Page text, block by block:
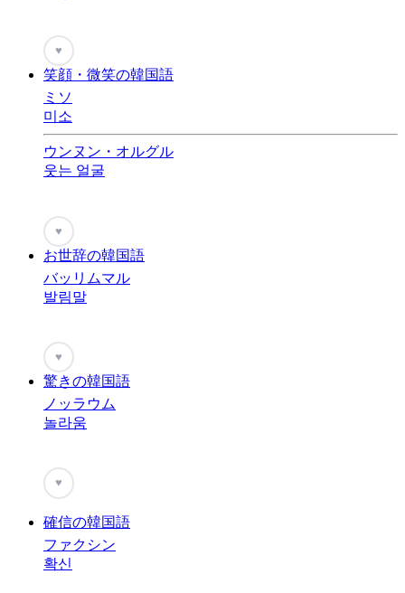
♥
笑顔・微笑の韓国語
ミソ
미소
ウンヌン・オルグル
웃는 얼굴
♥
お世辞の韓国語
バッリムマル
발림말
♥
驚きの韓国語
ノッラウム
놀라움
♥
確信の韓国語
ファクシン
확신